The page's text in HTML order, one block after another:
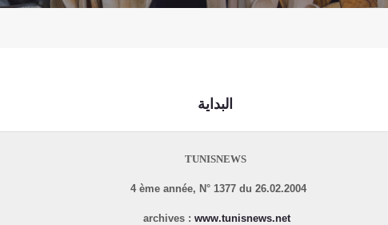
البداية
TUNISNEWS
4 ème année, N° 1377 du 26.02.2004
archives : www.tunisnews.net